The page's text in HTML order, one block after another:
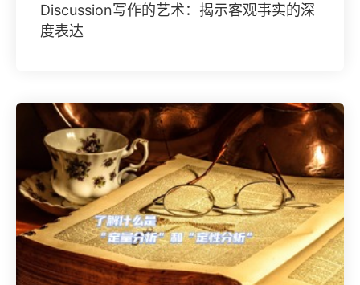
Discussion写作的艺术：揭示客观事实的深
度表达